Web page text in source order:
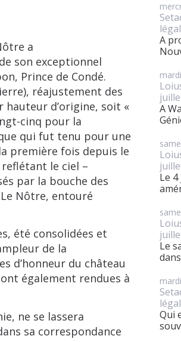
a
son exceptionnel
Prince de Condé.
réajustement des
hauteur d’origine, soit «
cinq pour la
qui fut tenu pour une
première fois depuis le
le ciel –
par la bouche des
Nôtre, entouré
été consolidées et
de la
d’honneur du château
également rendues à
ne se lassera
sa correspondance
A
A
Le
Le
Qui